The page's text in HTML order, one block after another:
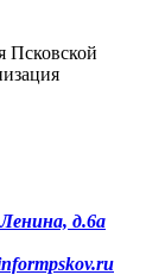
Псковской
д.6а